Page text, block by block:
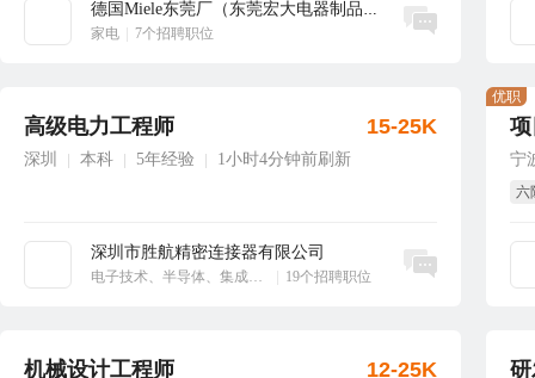
德国Miele东莞厂（东莞宏大电器制品有...
家电
7个招聘职位
立即沟通
高级电力工程师
深圳 本科 5年经验 1小时4分钟前刷新
深圳市胜航精密连接器有限公司
电子技术、半导体、集成电路 19个招聘职位
15-25K
立即沟通
宁
六
优职
机械设计工程师 12-25K